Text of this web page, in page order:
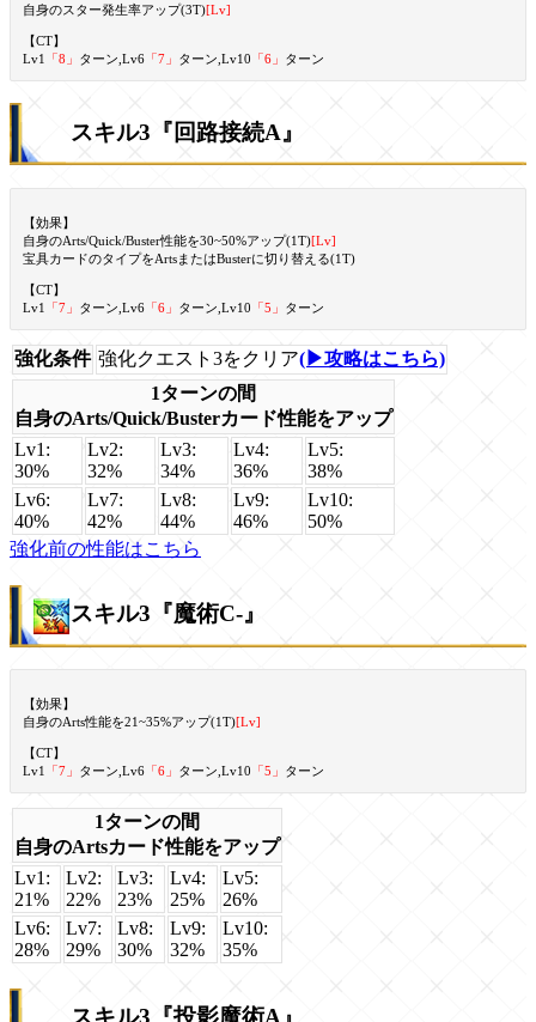
自身のスター発生率アップ(3T)[Lv]
【CT】
Lv1
「8」 ターン,Lv6 「7」 ターン,Lv10 「6」 ターン
スキル3『回路接続A』
【効果】
自身のArts/Quick/Buster性能を30~50%アップ(1T)[Lv]
宝具カードのタイプをArtsまたはBusterに切り替える(1T)
【CT】
Lv1
「7」 ターン,Lv6 「6」 ターン,Lv10 「5」 ターン
強化条件 強化クエスト3をクリア(▶攻略はこちら)
1ターンの間
自身のArts/Quick/Busterカード性能をアップ
Lv1:
30%
Lv2:
32%
Lv3:
34%
Lv4:
36%
Lv5:
38%
Lv6:
40%
Lv7:
42%
Lv8:
44%
Lv9:
46%
Lv10:
50%
強化前の性能はこちら
スキル3『魔術C-』
【効果】
自身のArts性能を21~35%アップ(1T)[Lv]
【CT】
Lv1 「7」 ターン,Lv6 「6」 ターン,Lv10 「5」 ターン
1ターンの間
自身のArtsカード性能をアップ
Lv1:
21%
Lv2:
22%
Lv3:
23%
Lv4:
25%
Lv5:
26%
Lv6:
28%
Lv7:
29%
Lv8:
30%
Lv9:
32%
Lv10:
35%